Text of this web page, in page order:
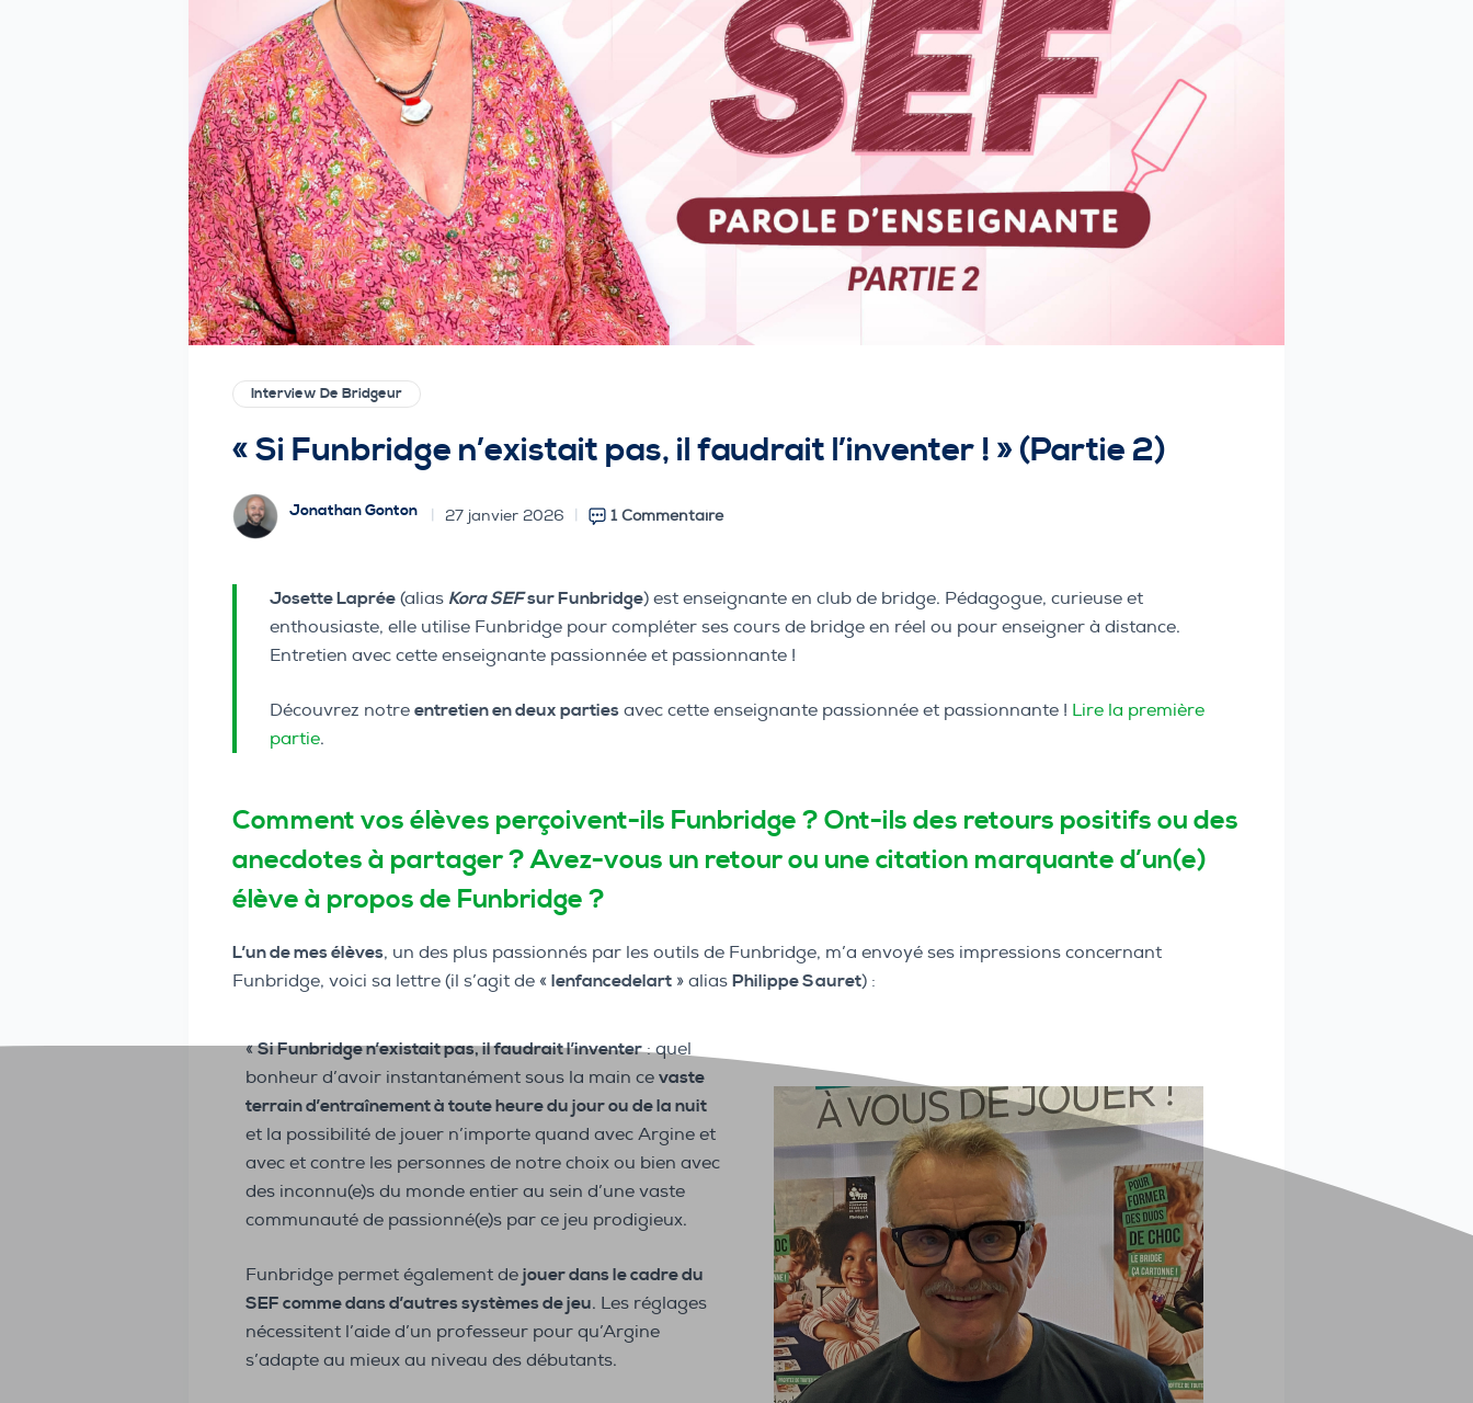
Interview De Bridgeur
« Si Funbridge n’existait pas, il faudrait l’inventer ! » (Partie 2)
Jonathan Gonton 27 janvier 2026 1 Commentaire
Josette Laprée (alias Kora SEFsur Funbridge) est enseignante en club de bridge. Pédagogue, curieuse et
enthousiaste, elle utilise Funbridge pour compléter ses cours de bridge en réel ou pour enseigner à distance.
Entretien avec cette enseignante passionnée et passionnante !
Découvrez notre entretien en deux parties avec cette enseignante passionnée et passionnante ! Lire la première
partie.
Comment vos élèves perçoivent-ils Funbridge ? Ont-ils des retours positifs ou des
anecdotes à partager ? Avez-vous un retour ou une citation marquante d’un(e)
élève à propos de Funbridge ?
L’un de mes élèves, un des plus passionnés par les outils de Funbridge, m’a envoyé ses impressions concernant
Funbridge, voici sa lettre (il s’agit de « lenfancedelart » alias Philippe Sauret) :
«Si Funbridge n’existait pas, il faudrait l’inventer: quel
bonheur d’avoir instantanément sous la main ce vaste
terrain d’entraînement à toute heure du jour ou de la nuit
et la possibilité de jouer n’importe quand avec Argine et
avec et contre les personnes de notre choix ou bien avec
des inconnu(e)s du monde entier au sein d’une vaste
communauté de passionné(e)s par ce jeu prodigieux.
Funbridge permet également de jouer dans le cadre du
SEF comme dans d’autres systèmes de jeu. Les réglages
nécessitent l’aide d’un professeur pour qu’Argine
s’adapte au mieux au niveau des débutants.